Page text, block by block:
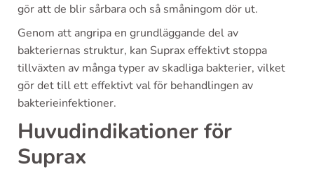
gör att de blir sårbara och så småningom dör ut.
Genom att angripa en grundläggande del av
bakteriernas struktur, kan Suprax effektivt stoppa
tillväxten av många typer av skadliga bakterier, vilket
gör det till ett effektivt val för behandlingen av
bakterieinfektioner.
Huvudindikationer för
Suprax